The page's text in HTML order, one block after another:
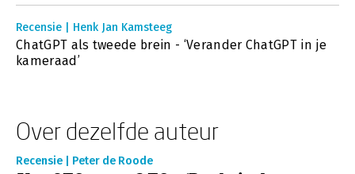
Recensie | Henk Jan Kamsteeg
ChatGPT als tweede brein - ‘Verander ChatGPT in je
kameraad’
Over dezelfde auteur
Recensie | Peter de Roode